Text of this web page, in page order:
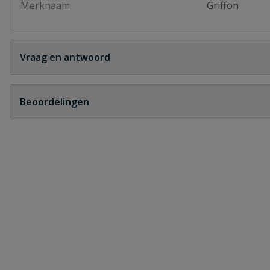
Merknaam Griffon
Vraag en antwoord
Geen vragen
Beoordelingen